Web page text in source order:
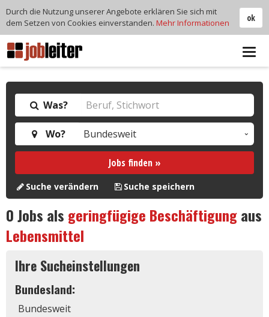
Was?
Wo?
Jobs finden »
Suche verändern Suche speichern
0Jobs als geringfügige Beschäftigungaus
Lebensmittel
Ihre Sucheinstellungen
Bundesland:
Bundesweit
ok
Durch die Nutzung unserer Angebote erklären Sie sich mit
dem Setzen von Cookies einverstanden. Mehr Informationen